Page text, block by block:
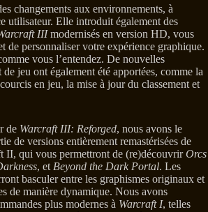
changements aux environnements, à
utilisateur. Elle introduit également des
IIImodernisés en version HD, vous
de personnaliser votre expérience graphique.
vous l’entendez. De nouvelles
jeu ont également été apportées, comme la
en jeu, la mise à jour du classement et
de Warcraft III: Reforged, nous avons le
de versions entièrement remastérisées de
II, qui vous permettront de (re)découvrirOrcs
, et Beyond the Dark Portal. Les
basculer entre les graphismes originaux et
de manière dynamique. Nous avons
plus modernes à Warcraft I, telles